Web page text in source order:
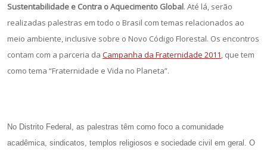
Sustentabilidade e Contra o Aquecimento Global. Até lá, serão
realizadas palestras em todo o Brasil com temas relacionados ao
meio ambiente, inclusive sobre o Novo Código Florestal. Os encontros
contam com a parceria da Campanha da Fraternidade 2011 , que tem
como tema “Fraternidade e Vida no Planeta”.
No Distrito Federal, as palestras têm como foco a comunidade
acadêmica, sindicatos, templos religiosos e sociedade civil em geral. O